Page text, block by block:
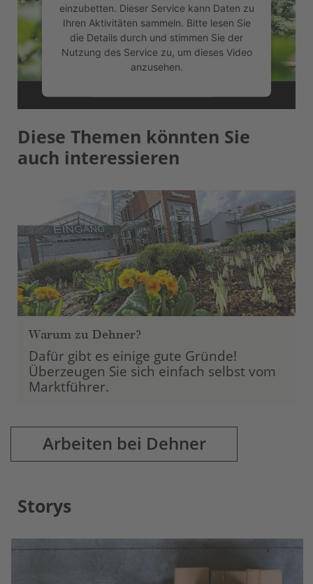
einzubetten. Dieser Service kann Daten zu
Ihren Aktivitäten sammeln. Bitte lesen Sie
die Details durch und stimmen Sie der
Nutzung des Service zu, um dieses Video
anzusehen.
Mehr Informationen
Akzeptieren
Diese Themen könnten Sie
auch interessieren
Warum zu Dehner?
Dafür gibt es einige gute Gründe!
Überzeugen Sie sich einfach selbst vom
Marktführer.
Arbeiten bei Dehner
Storys